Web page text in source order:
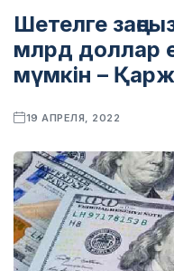
Шетелге
млрд доллар
мүмкін –
19 АПРЕЛЯ, 2022